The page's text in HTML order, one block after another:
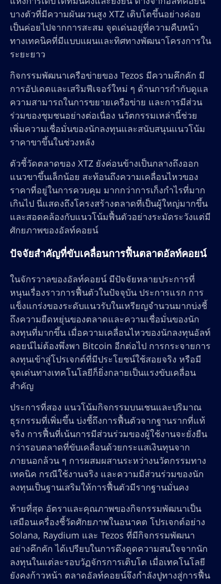
บางตัวที่มีความผันผวนสูง XTZ เติบโตขึ้นอย่างค่อย
เป็นค่อยไปจากการสะสม จุดเด่นอยู่ที่ความคืบหน้า
ทางเทคนิคที่มีแบบแผนและทิศทางพัฒนาโครงการใน
ระยะยาว
กิจกรรมพัฒนาเครือข่ายของ Tezos มีความคึกคัก มี
การอัปเดตและเสริมฟีเจอร์ใหม่ ๆ ด้านการกำกับดูแล
ความสามารถในการขยายเครือข่าย และการมีส่วน
ร่วมของชุมชนอย่างต่อเนื่อง นวัตกรรมเหล่านี้ช่วย
เพิ่มความเชื่อมั่นของนักลงทุนและสนับสนุนแนวโน้ม
ราคาขาขึ้นในช่วงหลัง
ตัวชี้วัดตลาดของ XTZ ยังค่อนข้างเป็นกลางถึงออก
แนวขาขึ้นเล็กน้อย สะท้อนถึงความเคลื่อนไหวของ
ราคาที่อยู่ในการควบคุม มากกว่าการเก็งกำไรที่มาก
เกินไป นี่แสดงถึงโครงสร้างตลาดที่เป็นผู้ใหญ่มากขึ้น
และสอดคล้องกับแนวโน้มฟื้นตัวอย่างระมัดระวังแต่มี
ศักยภาพของอัลท์คอยน์
ปัจจัยสำคัญที่ขับเคลื่อนการฟื้นตลาดอัลท์คอยน์
ในจักรวาลของอัลท์คอยน์ มีปัจจัยหลายประการที่
หนุนเรื่องราวการฟื้นตัวในปัจจุบัน ประการแรก การ
แข็งแกร่งของระดับแนวรับในเหรียญจำนวนมากบ่งชี้
ถึงความยืดหยุ่นของตลาดและความเชื่อมั่นของนัก
ลงทุนที่มากขึ้น เมื่อความเคลื่อนไหวของนักลงทุนอัลท์
คอยน์ไม่ต้องพึ่งพา Bitcoin อีกต่อไป การกระจายการ
ลงทุนเข้าสู่โปรเจกต์ที่มีประโยชน์ใช้สอยจริง หรือมี
จุดเด่นทางเทคโนโลยีก็ยิ่งกลายเป็นแรงขับเคลื่อน
สำคัญ
ประการที่สอง แนวโน้มกิจกรรมบนเชนและปริมาณ
ธุรกรรมที่เพิ่มขึ้น บ่งชี้ถึงการฟื้นตัวจากฐานรากที่แท้
จริง การฟื้นที่เน้นการมีส่วนร่วมของผู้ใช้งานจะยั่งยืน
กว่ารอบตลาดที่ขับเคลื่อนด้วยกระแสเงินทุนจาก
ภายนอกล้วน ๆ การผสมผสานระหว่างนวัตกรรมทาง
เทคนิค กรณีใช้งานจริง และความมีส่วนร่วมของนัก
ลงทุนเป็นฐานเสริมให้การฟื้นตัวมีรากฐานมั่นคง
ท้ายที่สุด อัตราและคุณภาพของกิจกรรมพัฒนาเป็น
เสมือนเครื่องชี้วัดศักยภาพในอนาคต โปรเจกต์อย่าง
Solana, Raydium และ Tezos ที่มีกิจกรรมพัฒนา
อย่างคึกคัก ได้เปรียบในการดึงดูดความสนใจจากนัก
ลงทุนในแต่ละรอบวัฏจักรการเติบโต เมื่อเทคโนโลยี
ยังคงก้าวหน้า ตลาดอัลท์คอยน์จึงกำลังปูทางสู่การฟื้น